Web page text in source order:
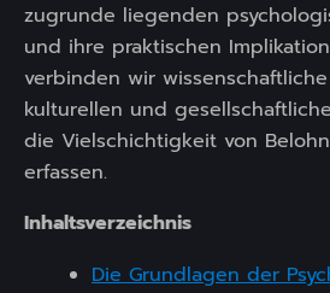
zugrunde liegenden
und ihre praktischen
verbinden wir
kulturellen und
die Vielschichtigkeit von
erfassen.
Inhaltsverzeichnis
Die Grundlagen der